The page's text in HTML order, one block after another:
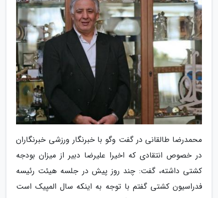
محمدرضا طالقانی در گفت وگو با خبرنگار ورزشی خبرنگاران
در خصوص انتقادی که اخیرا علیرضا دبیر از میزان بودجه
کشتی داشته، گفت: چند روز پیش در جلسه هیئت رئیسه
فدراسیون کشتی گفتم با توجه به اینکه سال المپیک است